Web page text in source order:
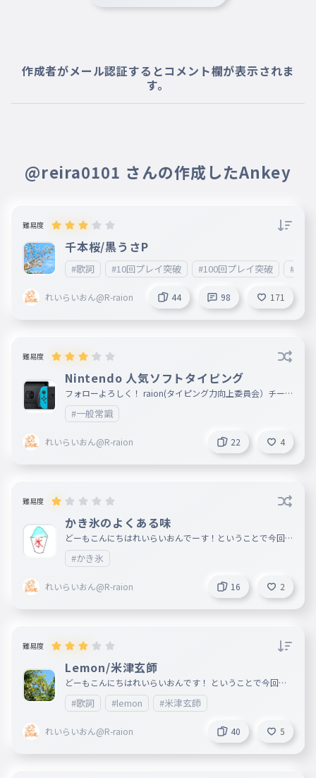
022
あんらくじょうどやくばらい
023 きっと終幕は大団円
千本桜 夜ニ紛レ
026 君ノ声モ届カナイヨ
きみのこえもとどかないよ
027 此処は宴 鋼の檻
ここはうたげはがねのおり
その断頭台で見下ろして
そのだんとうだいでみおろして
029 三千世界 常世之闇
さんぜんせかいとこよのやみ
030 嘆ク唄モ聞コエナイヨ
なげくうたもきこえないよ
きぼうのおかはるかかなた
その閃光弾を打ち上げろ
かんじょうせんをはしりぬけて
034 東奔西走なんのその
とうほうせんそうなんのその
少年少女戦国無双
しょうねんしょうじょせんごくむそう
036
うきよのまにまに
037 千本桜 夜ニ紛レ
せんぼんざくらよるにまぎれ
君ノ声モ届カナイヨ
きみのこえもとどかないよ
作成者がメール認証するとコメント欄が表示されま
す。
@reira0101 さんの作成したAnkey
難易度
千本桜/黒うさP
#歌詞 #10回プレイ突破 #100回プレイ突破
れいらいおん@R-raion 44 98 171
難易度
Nintendo 人気ソフトタイピング
フォローよろしく！ raion(タイピング力向上委員会）チーム
メンバー募集中！ 加入したい人はコメ欄に書いてください
！#一般常識
れいらいおん@R-raion 22 4
難易度
かき氷のよくある味
どーもこんにちはれいらいおんでーす！ということで今回は
「かき氷のよくある味」を調べました。 このタイピングが
いいと思ったらいいねよろしくお願いします！ 追記 チャン
ネルリニューアル！！以下の新コーナーを今日から投稿開始
！！ 1、R-raionリーグ（大会）毎週土日投稿予定！ ただタ
イピングを楽しむための大会なので、賞品無し！ 2,エンタ
メ情報、色んなデイリーランキング 不定期投稿予定
#かき氷
れいらいおん@R-raion 16 2
難易度
Lemon/米津玄師
どーもこんにちはれいらいおんです！ ということで今回は
米津玄師さんの「Lemon」を歌詞タイピングにしました 楽
曲情報 Lemon 2018.3.14リリース 作詞 米津玄師 作曲 米津
玄師 ドラマ「アンナチュラル」主題歌 聞いた感想 感動系の
曲で失恋したときに聞いたら心にしみる曲 追記 前にメンバ
ーのリッター使いのレモンさんが作った歌詞タイピングの再
投稿です！ ※画像はフリー素材を使用しています
#歌詞 #lemon #米津玄師
れいらいおん@R-raion 40 5